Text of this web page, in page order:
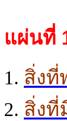
แผ่นที่
สิ่งที่
สิ่ง